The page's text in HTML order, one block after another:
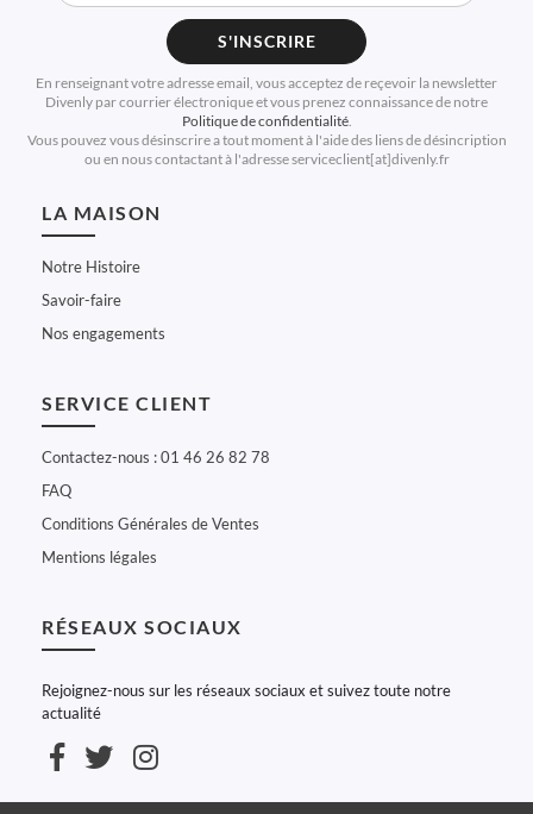
S'INSCRIRE
En renseignant votre adresse email, vous acceptez de reçevoir la newsletter
Divenly par courrier électronique et vous prenez connaissance de notre
Politique de confidentialité.
Vous pouvez vous désinscrire a tout moment à l'aide des liens de désincription
ou en nous contactant à l'adresse serviceclient[at]divenly.fr
LA MAISON
Notre Histoire
Savoir-faire
Nos engagements
SERVICE CLIENT
Contactez-nous : 01 46 26 82 78
FAQ
Conditions Générales de Ventes
Mentions légales
RÉSEAUX SOCIAUX
Rejoignez-nous sur les réseaux sociaux et suivez toute notre
actualité